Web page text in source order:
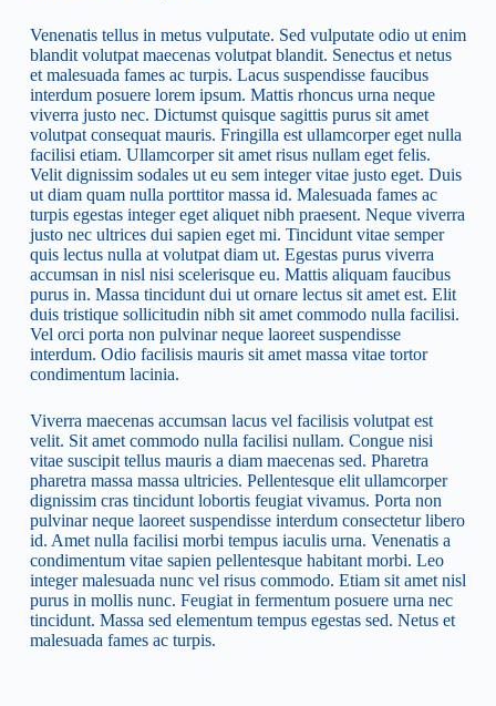
Venenatis tellus in metus vulputate. Sed vulputate odio ut enim
blandit volutpat maecenas volutpat blandit. Senectus et netus
et malesuada fames ac turpis. Lacus suspendisse faucibus
interdum posuere lorem ipsum. Mattis rhoncus urna neque
viverra justo nec. Dictumst quisque sagittis purus sit amet
volutpat consequat mauris. Fringilla est ullamcorper eget nulla
facilisi etiam. Ullamcorper sit amet risus nullam eget felis.
Velit dignissim sodales ut eu sem integer vitae justo eget. Duis
ut diam quam nulla porttitor massa id. Malesuada fames ac
turpis egestas integer eget aliquet nibh praesent. Neque viverra
justo nec ultrices dui sapien eget mi. Tincidunt vitae semper
quis lectus nulla at volutpat diam ut. Egestas purus viverra
accumsan in nisl nisi scelerisque eu. Mattis aliquam faucibus
purus in. Massa tincidunt dui ut ornare lectus sit amet est. Elit
duis tristique sollicitudin nibh sit amet commodo nulla facilisi.
Vel orci porta non pulvinar neque laoreet suspendisse
interdum. Odio facilisis mauris sit amet massa vitae tortor
condimentum lacinia.
Viverra maecenas accumsan lacus vel facilisis volutpat est
velit. Sit amet commodo nulla facilisi nullam. Congue nisi
vitae suscipit tellus mauris a diam maecenas sed. Pharetra
pharetra massa massa ultricies. Pellentesque elit ullamcorper
dignissim cras tincidunt lobortis feugiat vivamus. Porta non
pulvinar neque laoreet suspendisse interdum consectetur libero
id. Amet nulla facilisi morbi tempus iaculis urna. Venenatis a
condimentum vitae sapien pellentesque habitant morbi. Leo
integer malesuada nunc vel risus commodo. Etiam sit amet nisl
purus in mollis nunc. Feugiat in fermentum posuere urna nec
tincidunt. Massa sed elementum tempus egestas sed. Netus et
malesuada fames ac turpis.